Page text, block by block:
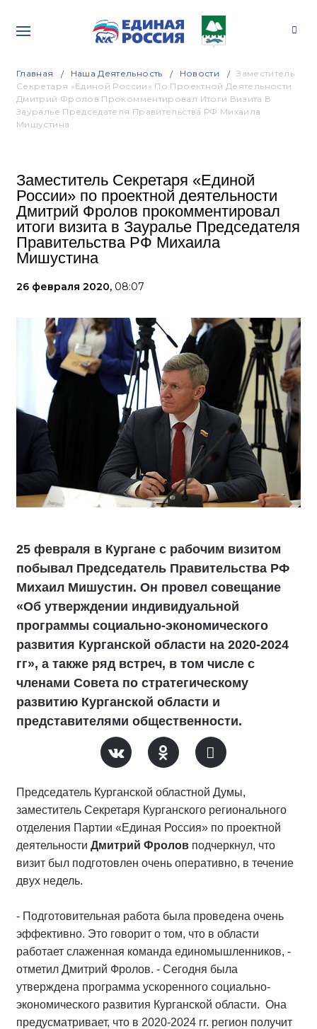
Главная Наша Деятельность Новости
Заместитель
Секретаря «Единой России» По Проектной Деятельности
Дмитрий Фролов Прокомментировал Итоги Визита В
Зауралье Председателя Правительства РФ Михаила
Мишустина
Заместитель Секретаря «Единой
России» по проектной деятельности
Дмитрий Фролов прокомментировал
итоги визита в Зауралье Председателя
Правительства РФ Михаила
Мишустина
26 февраля 2020, 08:07
25 февраля в Кургане с рабочим визитом
побывал Председатель Правительства РФ
Михаил Мишустин. Он провел совещание
«Об утверждении индивидуальной
программы социально-экономического
развития Курганской области на 2020-2024
гг», а также ряд встреч, в том числе с
членами Совета по стратегическому
развитию Курганской области и
представителями общественности.
Председатель Курганской областной Думы,
заместитель Секретаря Курганского регионального
отделения Партии «Единая Россия» по проектной
деятельности Дмитрий Фролов подчеркнул, что
визит был подготовлен очень оперативно, в течение
двух недель.
- Подготовительная работа была проведена очень
эффективно. Это говорит о том, что в области
работает слаженная команда единомышленников, -
отметил Дмитрий Фролов. - Сегодня была
утверждена программа ускоренного социально-
экономического развития Курганской области. Она
предусматривает, что в 2020-2024 гг. регион получит